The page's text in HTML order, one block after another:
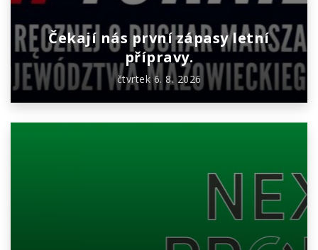
Čekají nás první zápasy letní
přípravy.
čtvrtek 6. 8. 2026